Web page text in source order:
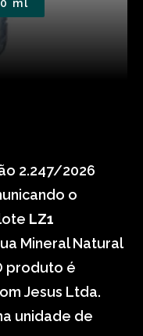
ml
2.247/2026
o
LZ1
Mineral Natural
produto é
Jesus Ltda.
unidade de